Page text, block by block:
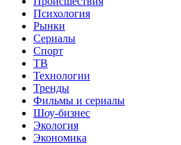
Психология
Рынки
Сериалы
Спорт
ТВ
Технологии
Тренды
Фильмы и сериалы
Шоу-бизнес
Экология
Экономика